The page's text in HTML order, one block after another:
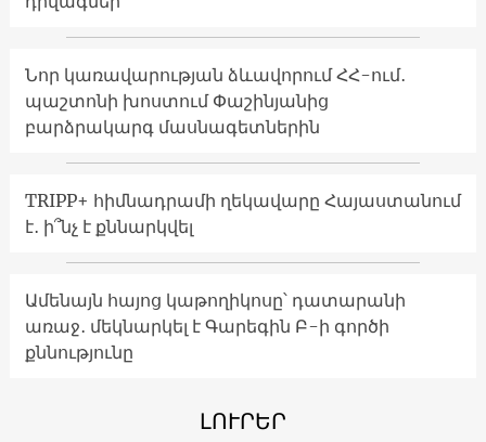
Նոր կառավարության ձևավորում ՀՀ-ում․
պաշտոնի խոստում Փաշինյանից
բարձրակարգ մասնագետներին
TRIPP+ հիմնադրամի ղեկավարը Հայաստանում
է․ ի՞նչ է քննարկվել
Ամենայն հայոց կաթողիկոսը՝ դատարանի
առաջ․ մեկնարկել է Գարեգին Բ-ի գործի
քննությունը
ԼՈՒՐԵՐ